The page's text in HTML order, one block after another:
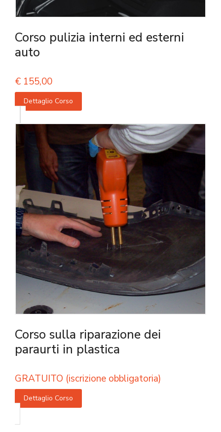
Corso pulizia interni ed esterni
auto
€ 155,00
Dettaglio Corso
Corso sulla riparazione dei
paraurti in plastica
GRATUITO (iscrizione obbligatoria)
Dettaglio Corso